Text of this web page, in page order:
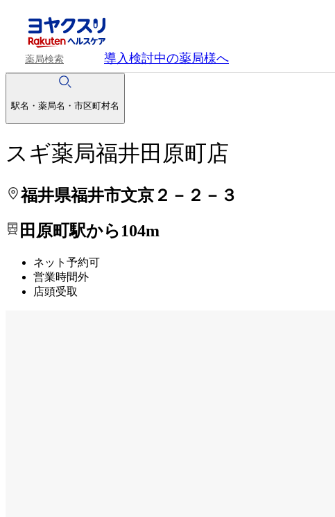
薬局検索 導入検討中の薬局様へ
駅名・薬局名・市区町村名
スギ薬局福井田原町店
福井県福井市文京２－２－３
田原町駅から104m
ネット予約可
営業時間外
店頭受取
処方せんを送って待ち時間を短く！
処方せんを送って待ち時間を短く！